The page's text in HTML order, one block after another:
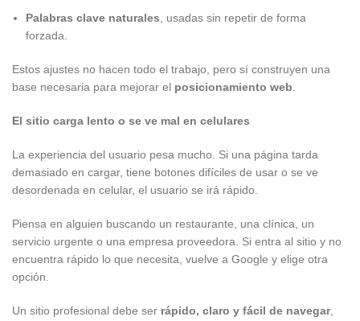
Palabras clave naturales , usadas sin repetir de forma
forzada.
Estos ajustes no hacen todo el trabajo, pero sí construyen una
base necesaria para mejorar el posicionamiento web
El sitio carga lento o se ve mal en celulares
La experiencia del usuario pesa mucho. Si una página tarda
demasiado en cargar, tiene botones difíciles de usar o se ve
desordenada en celular, el usuario se irá rápido.
Piensa en alguien buscando un restaurante, una clínica, un
servicio urgente o una empresa proveedora. Si entra al sitio y no
encuentra rápido lo que necesita, vuelve a Google y elige otra
opción.
Un sitio profesional debe ser rápido, claro y fácil de navegar,